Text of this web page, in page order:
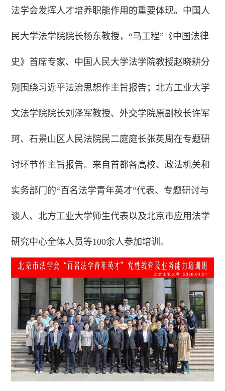
法学会发挥人才培养职能作用的重要体现。中国人
民大学法学院院长杨东教授，“马工程”《中国法律
史》首席专家、中国人民大学法学院教授赵晓耕分
别围绕习近平法治思想作主旨报告；北方工业大学
文法学院院长刘泽军教授、外交学院原副校长许军
珂、石景山区人民法院民二庭庭长张英周在专题研
讨环节作主旨报告。来自首都各高校、政法机关和
实务部门的“百名法学青年英才”代表、专题研讨与
谈人、北方工业大学师生代表以及北京市应用法学
研究中心全体人员等100余人参加培训。